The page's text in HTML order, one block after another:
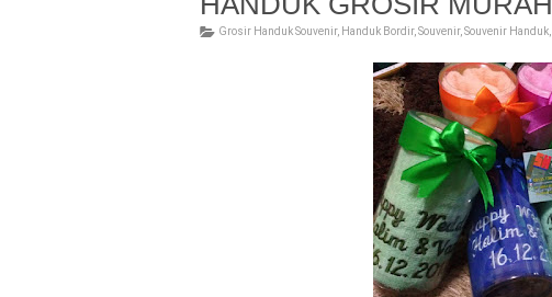
Grosir Handuk Souvenir, Handuk Bordir, Souvenir, Souvenir Handuk